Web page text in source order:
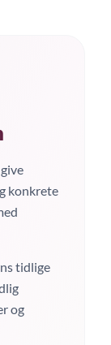
konkrete
tidlige
og